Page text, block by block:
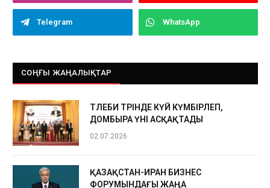
Telegram WhatsApp
СОҢҒЫ ЖАҢАЛЫҚТАР
ТӨЛЕБИ ТӨРІНДЕ КҮЙ КҮМБІРЛЕП,
ДОМБЫРА ҮНІ АСҚАҚТАДЫ
02.07.2026
ҚАЗАҚСТАН-ИРАН БИЗНЕС
ФОРУМЫНДАҒЫ ЖАҢА